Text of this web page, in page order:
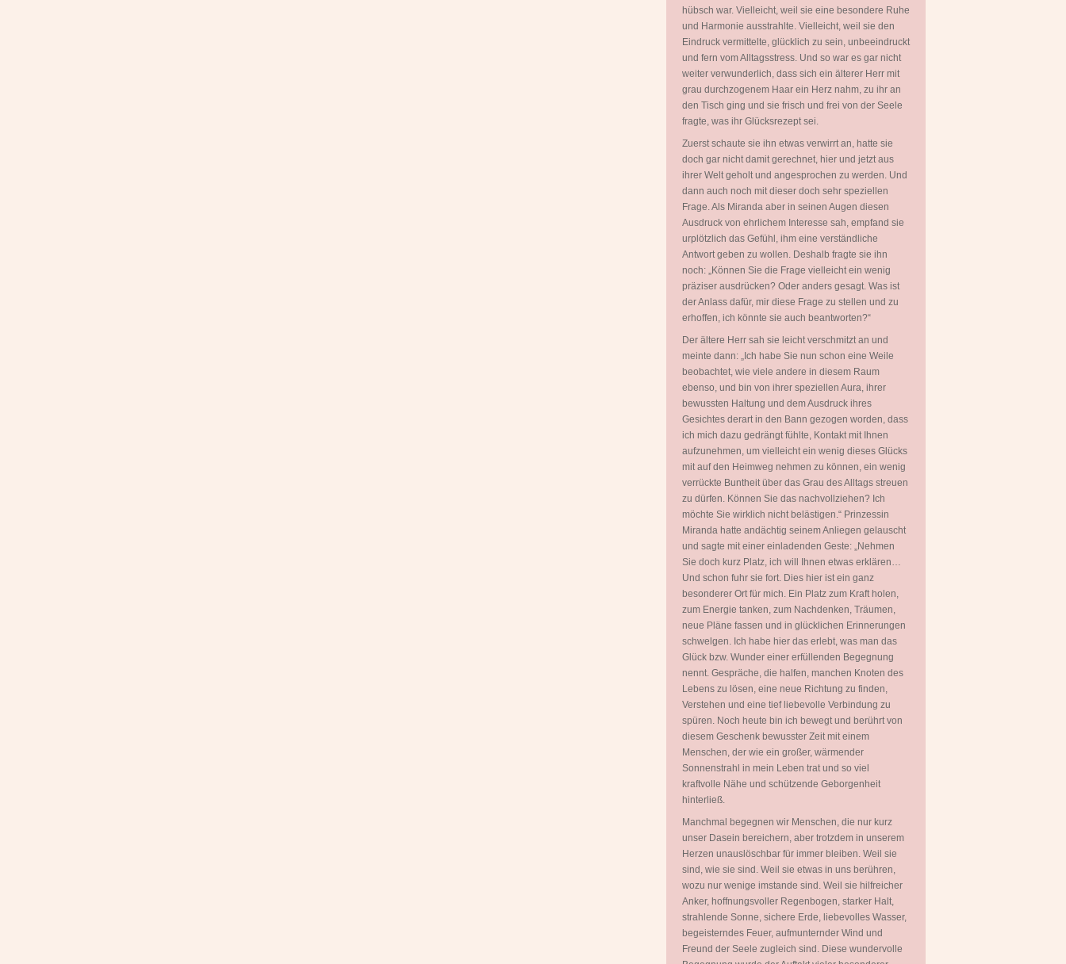
hübsch war. Vielleicht, weil sie eine besondere Ruhe
und Harmonie ausstrahlte. Vielleicht, weil sie den
Eindruck vermittelte, glücklich zu sein, unbeeindruckt
und fern vom Alltagsstress. Und so war es gar nicht
weiter verwunderlich, dass sich ein älterer Herr mit
grau durchzogenem Haar ein Herz nahm, zu ihr an
den Tisch ging und sie frisch und frei von der Seele
fragte, was ihr Glücksrezept sei.
Zuerst schaute sie ihn etwas verwirrt an, hatte sie
doch gar nicht damit gerechnet, hier und jetzt aus
ihrer Welt geholt und angesprochen zu werden. Und
dann auch noch mit dieser doch sehr speziellen
Frage. Als Miranda aber in seinen Augen diesen
Ausdruck von ehrlichem Interesse sah, empfand sie
urplötzlich das Gefühl, ihm eine verständliche
Antwort geben zu wollen. Deshalb fragte sie ihn
noch: „Können Sie die Frage vielleicht ein wenig
präziser ausdrücken? Oder anders gesagt. Was ist
der Anlass dafür, mir diese Frage zu stellen und zu
erhoffen, ich könnte sie auch beantworten?“
Der ältere Herr sah sie leicht verschmitzt an und
meinte dann: „Ich habe Sie nun schon eine Weile
beobachtet, wie viele andere in diesem Raum
ebenso, und bin von ihrer speziellen Aura, ihrer
bewussten Haltung und dem Ausdruck ihres
Gesichtes derart in den Bann gezogen worden, dass
ich mich dazu gedrängt fühlte, Kontakt mit Ihnen
aufzunehmen, um vielleicht ein wenig dieses Glücks
mit auf den Heimweg nehmen zu können, ein wenig
verrückte Buntheit über das Grau des Alltags streuen
zu dürfen. Können Sie das nachvollziehen? Ich
möchte Sie wirklich nicht belästigen.“ Prinzessin
Miranda hatte andächtig seinem Anliegen gelauscht
und sagte mit einer einladenden Geste: „Nehmen
Sie doch kurz Platz, ich will Ihnen etwas erklären…
Und schon fuhr sie fort. Dies hier ist ein ganz
besonderer Ort für mich. Ein Platz zum Kraft holen,
zum Energie tanken, zum Nachdenken, Träumen,
neue Pläne fassen und in glücklichen Erinnerungen
schwelgen. Ich habe hier das erlebt, was man das
Glück bzw. Wunder einer erfüllenden Begegnung
nennt. Gespräche, die halfen, manchen Knoten des
Lebens zu lösen, eine neue Richtung zu finden,
Verstehen und eine tief liebevolle Verbindung zu
spüren. Noch heute bin ich bewegt und berührt von
diesem Geschenk bewusster Zeit mit einem
Menschen, der wie ein großer, wärmender
Sonnenstrahl in mein Leben trat und so viel
kraftvolle Nähe und schützende Geborgenheit
hinterließ.
Manchmal begegnen wir Menschen, die nur kurz
unser Dasein bereichern, aber trotzdem in unserem
Herzen unauslöschbar für immer bleiben. Weil sie
sind, wie sie sind. Weil sie etwas in uns berühren,
wozu nur wenige imstande sind. Weil sie hilfreicher
Anker, hoffnungsvoller Regenbogen, starker Halt,
strahlende Sonne, sichere Erde, liebevolles Wasser,
begeisterndes Feuer, aufmunternder Wind und
Freund der Seele zugleich sind. Diese wundervolle